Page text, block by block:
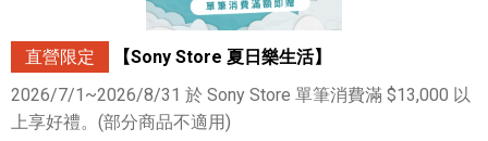
直營限定
【Sony Store 夏日樂生活】
2026/7/1~2026/8/31 於 Sony Store 單筆消費滿 $13,000 以
上享好禮。(部分商品不適用)